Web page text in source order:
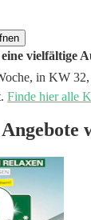
vielfältige
in KW
Finde hier alle